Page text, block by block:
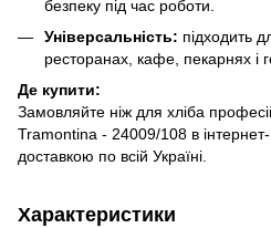
безпеку під час роботи.
Універсальність: підходить
ресторанах, кафе, пекарнях і
Де купити:
Замовляйте ніж для хліба
Tramontina - 24009/108 в інтернет-
доставкою по всій Україні.
Характеристики